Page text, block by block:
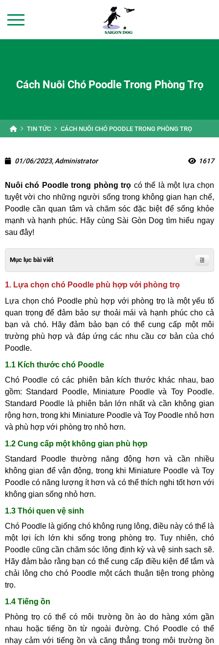
Cách Nuôi Chó Poodle Trong Phòng Trọ
TIN TỨC CÁCH NUÔI CHÓ POODLE TRONG PHÒNG TRỌ
01/06/2023, Administrator 1617
Nuôi chó Poodle trong phòng trọ có thể là một lựa chọn
tuyệt vời cho những người sống trong không gian hạn chế,
Poodle cần quan tâm và chăm sóc đặc biệt để sống khỏe
mạnh và hạnh phúc. Hãy cùng Sài Gòn Dog tìm hiểu ngay
sau đây!
Mục lục bài viết
1. Lựa chọn chó Poodle phù hợp với phòng trọ
Lựa chọn chó Poodle phù hợp với phòng trọ là một yếu tố
quan trọng để đảm bảo sự thoải mái và hạnh phúc cho cả
bạn và chó. Hãy đảm bảo bạn có thể cung cấp một môi
trường phù hợp và đáp ứng các nhu cầu cơ bản của chó
Poodle.
1.1 Kích thước chó Poodle
Chó Poodle có các phiên bản kích thước khác nhau, bao
gồm: Standard Poodle, Miniature Poodle và Toy Poodle.
Standard Poodle là phiên bản lớn nhất và cần không gian
rộng hơn, trong khi Miniature Poodle và Toy Poodle nhỏ hơn
và phù hợp với phòng trọ nhỏ hơn.
1.2 Cung cấp một không gian phù hợp
Standard Poodle thường năng động hơn và cần nhiều
không gian để vận động, trong khi Miniature Poodle và Toy
Poodle có năng lượng ít hơn và có thể thích nghi tốt hơn với
không gian sống nhỏ hơn.
1.3 Thói quen vệ sinh
Chó Poodle là giống chó không rụng lông, điều này có thể là
một lợi ích lớn khi sống trong phòng trọ. Tuy nhiên, chó
Poodle cũng cần chăm sóc lông định kỳ và vệ sinh sạch sẽ.
Hãy đảm bảo rằng bạn có thể cung cấp điều kiện để tắm và
chải lông cho chó Poodle một cách thuận tiện trong phòng
trọ.
1.4 Tiếng ồn
Phòng trọ có thể có môi trường ồn ào do hàng xóm gần
nhau hoặc tiếng ồn từ ngoài đường. Chó Poodle có thể
nhạy cảm với tiếng ồn và căng thẳng trong môi trường ồn